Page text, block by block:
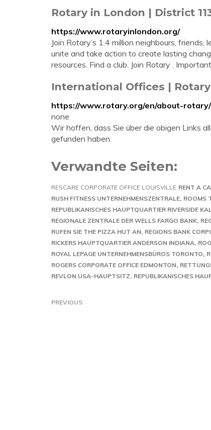
Rotary in London | District
https://www.rotaryinlondon.org/
Join Rotary’s 1.4 million neighbours,
unite and take action to create lasting
resources. Find a club. Join Rotary .
International Offices |
https://www.rotary.org/en/about-
none
Wir hoffen, dass Sie über die obigen Links
gefunden haben.
Verwandte Seiten:
RESCARE CORPORATE OFFICE LOUISVILLE RENT A
RUSH FITNESS UNTERNEHMENSZENTRALE ROOMS
REPUBLIKANISCHES HAUPTQUARTIER RIVERSIDE
REGIONALE ZENTRALE DER WELLS FARGO BANK
RUFEN SIE THE PIZZA HUT AN REGIONS BANK
RICKERS HAUPTQUARTIER ANDERSON INDIANA
ROYAL LEPAGE UNTERNEHMENSBÜROS TORONTO
ROGERS CORPORATE OFFICE EDMONTON
REVLON USA-HAUPTSITZ REPUBLIKANISCHES
PREVIOUS